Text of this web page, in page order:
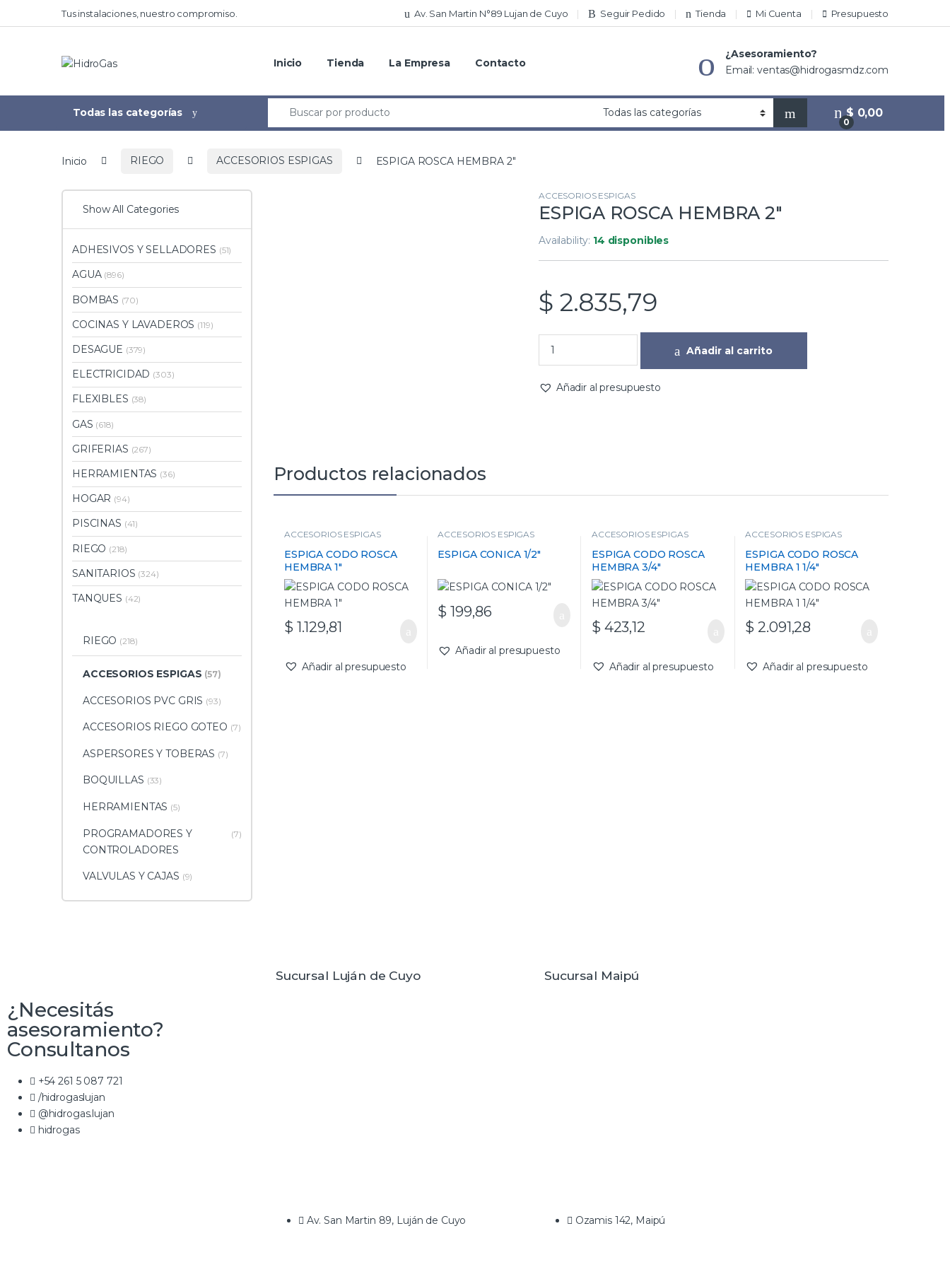
Tus instalaciones, nuestro compromiso. Av. San Martin N°89 Lujan de Cuyo Seguir Pedido Tienda Mi Cuenta Presupuesto
Inicio Tienda La Empresa Contacto
¿Asesoramiento?
Email: ventas@hidrogasmdz.com
Todas las categorías
0
$ 0,00
Inicio RIEGO ACCESORIOS ESPIGAS ESPIGA ROSCA HEMBRA 2″
ACCESORIOS ESPIGAS
ESPIGA ROSCA HEMBRA 2″
Availability: 14 disponibles
$ 2.835,79
Añadir al carrito
Añadir al presupuesto
Productos relacionados
ACCESORIOS ESPIGAS
ESPIGA CODO ROSCA
HEMBRA 1″
$ 1.129,81
Añadir al presupuesto
ACCESORIOS ESPIGAS
ESPIGA CONICA 1/2″
$ 199,86
Añadir al presupuesto
ACCESORIOS ESPIGAS
ESPIGA CODO ROSCA
HEMBRA 3/4″
$ 423,12
Añadir al presupuesto
ACCESORIOS ESPIGAS
ESPIGA CODO ROSCA
HEMBRA 1 1/4″
$ 2.091,28
Añadir al presupuesto
Show All Categories
ADHESIVOS Y SELLADORES (51)
AGUA (896)
BOMBAS (70)
COCINAS Y LAVADEROS (119)
DESAGUE (379)
ELECTRICIDAD (303)
FLEXIBLES (38)
GAS (618)
GRIFERIAS (267)
HERRAMIENTAS (36)
HOGAR (94)
PISCINAS (41)
RIEGO (218)
SANITARIOS (324)
TANQUES (42)
RIEGO (218)
ACCESORIOS ESPIGAS (57)
ACCESORIOS PVC GRIS (93)
ACCESORIOS RIEGO GOTEO (7)
ASPERSORES Y TOBERAS (7)
BOQUILLAS (33)
HERRAMIENTAS (5)
PROGRAMADORES Y
CONTROLADORES
(7)
VALVULAS Y CAJAS (9)
¿Necesitás
asesoramiento?
Consultanos
+54 261 5 087 721
/hidrogaslujan
@hidrogas.lujan
hidrogas
Sucursal Luján de Cuyo
Av. San Martin 89, Luján de Cuyo
Sucursal Maipú
Ozamis 142, Maipú